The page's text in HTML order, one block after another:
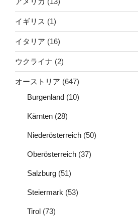
イギリス (1)
イタリア (16)
ウクライナ (2)
オーストリア (647)
Burgenland (10)
Kärnten (28)
Niederösterreich (50)
Oberösterreich (37)
Salzburg (51)
Steiermark (53)
Tirol (73)